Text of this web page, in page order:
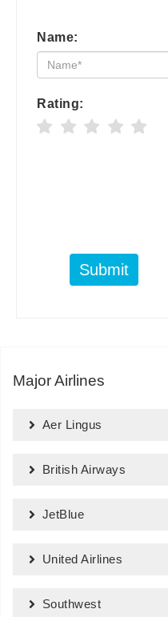
Name:
Rating:
Submit
Major Airlines
Aer Lingus
British Airways
JetBlue
United Airlines
Southwest